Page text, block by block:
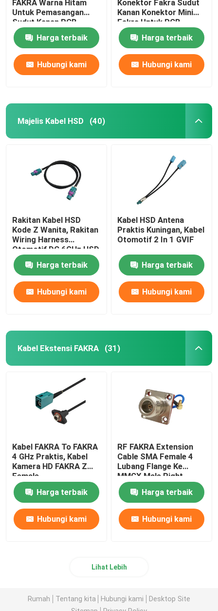
FAKRA Warna Hitam
Untuk Pemasangan
Sudut Kanan PCB
Harga terbaik
Hubungi kami
Konektor Fakra Sudut
Kanan Konektor Mini
Fakra Untuk PCB
Harga terbaik
Hubungi kami
Majelis Kabel HSD (40)
Rakitan Kabel HSD
Kode Z Wanita, Rakitan
Wiring Harness
Otomotif DC 6GHz HSD
Harga terbaik
Hubungi kami
Kabel HSD Antena
Praktis Kuningan, Kabel
Otomotif 2 In 1 GVIF
Harga terbaik
Hubungi kami
Kabel Ekstensi FAKRA (31)
Kabel FAKRA To FAKRA
4 GHz Praktis, Kabel
Kamera HD FAKRA Z
Female
Harga terbaik
Hubungi kami
RF FAKRA Extension
Cable SMA Female 4
Lubang Flange Ke
MMCX Male Right
Angle
Harga terbaik
Hubungi kami
Lihat Lebih
Rumah Tentang kita Hubungi kami
Desktop Site